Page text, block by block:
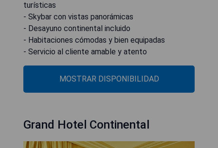
turísticas
- Skybar con vistas panorámicas
- Desayuno continental incluido
- Habitaciones cómodas y bien equipadas
- Servicio al cliente amable y atento
MOSTRAR DISPONIBILIDAD
Grand Hotel Continental